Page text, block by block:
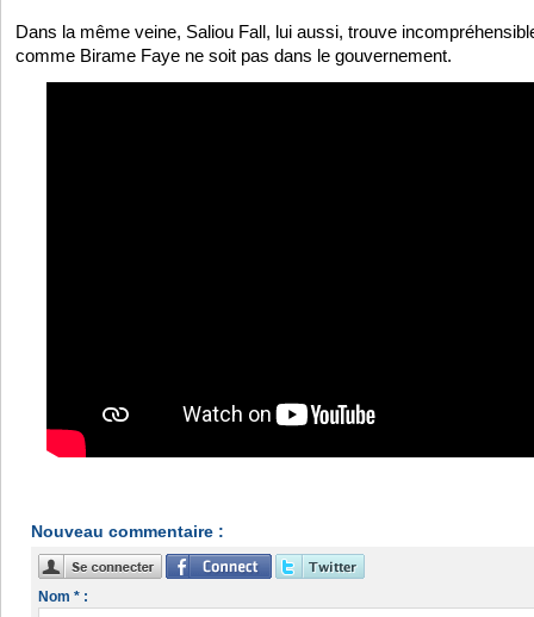
Dans la même veine, Saliou Fall, lui aussi, trouve
comme Birame Faye ne soit pas dans le gouvernement.
Nouveau commentaire :
Nom * :